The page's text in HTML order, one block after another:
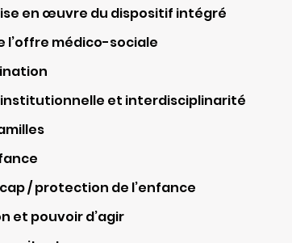
en œuvre du dispositif intégré
l’offre médico-sociale
et interdisciplinarité
/ protection de l’enfance
et pouvoir d’agir